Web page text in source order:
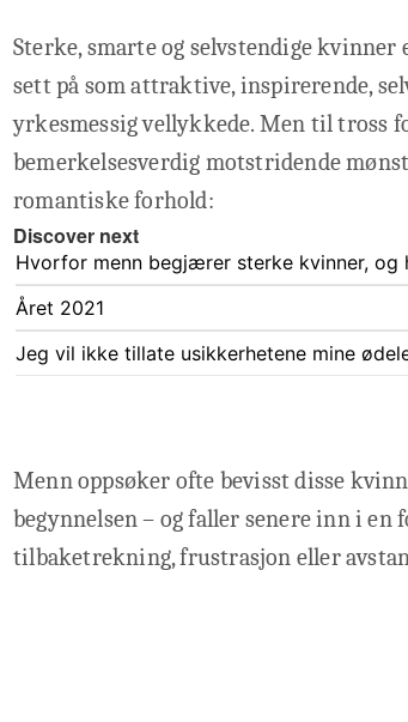
Sterke, smarte og selvstendige kvinner
sett på som attraktive, inspirerende,
yrkesmessig vellykkede. Men til tross
bemerkelsesverdig motstridende
romantiske forhold:
Discover next
Hvorfor menn begjærer sterke kvinner,
Året 2021
Jeg vil ikke tillate usikkerhetene mine
Menn oppsøker ofte bevisst disse
begynnelsen – og faller senere inn i
tilbaketrekning, frustrasjon eller